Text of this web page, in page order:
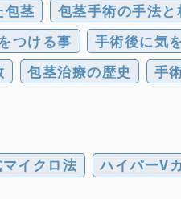
包茎 包茎手術の手法と
つける事
手術後に気
包茎治療の歴史 手
イクロ法
ハイパーV